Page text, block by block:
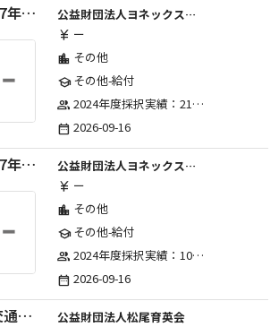
【助成事業】2027年度（通年）国際交流普及事業に関する助成金
公益財団法人ヨネックススポーツ振興財団
currency_yen ー
location_city その他
schoolその他-給付
group 2024年度採択実績：21事業（前期11・後期10）、2025年度採択実績：30事業（前期15・後期15）、2026年度採択実績：40事業 ※2026年度より、前期・後期の区分を廃止し、年1回の申請受付となりました。
date_range 2026-09-16
【助成事業】2027年度（通年）ジュニアスポーツ振興に関する助成金
公益財団法人ヨネックススポーツ振興財団
currency_yen ー
location_city その他
schoolその他-給付
group 2024年度採択実績：107事業（前期45・後期62）、2025年度採択実績：103事業（前期48・後期55）、2026年度採択実績：97事業 ※2026年度より、前期・後期の区分を廃止し、年1回の申請受付となりました。
date_range 2026-09-16
【学費・寮費・交通費給付】2027年度第71期育英生募集 公益財団法人松尾育英会